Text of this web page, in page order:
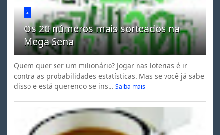
2
Os 20 números mais sorteados na
Mega Sena
Quem quer ser um milionário? Jogar nas loterias é ir
contra as probabilidades estatísticas. Mas se você já sabe
disso e está querendo se ins... Saiba mais